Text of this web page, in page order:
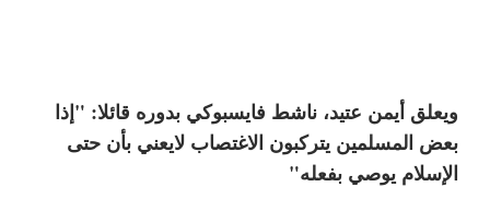
ويعلق أيمن عتيد، ناشط فايسبوكي بدوره قائلا: "إذا
بعض المسلمين يتركبون الاغتصاب لايعني بأن حتى
الإسلام يوصي بفعله"